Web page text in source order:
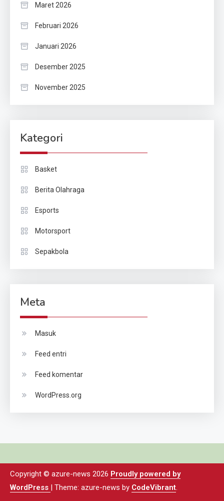
Maret 2026
Februari 2026
Januari 2026
Desember 2025
November 2025
Kategori
Basket
Berita Olahraga
Esports
Motorsport
Sepakbola
Meta
Masuk
Feed entri
Feed komentar
WordPress.org
Copyright © azure-news 2026 Proudly powered by
WordPress | Theme: azure-news by CodeVibrant